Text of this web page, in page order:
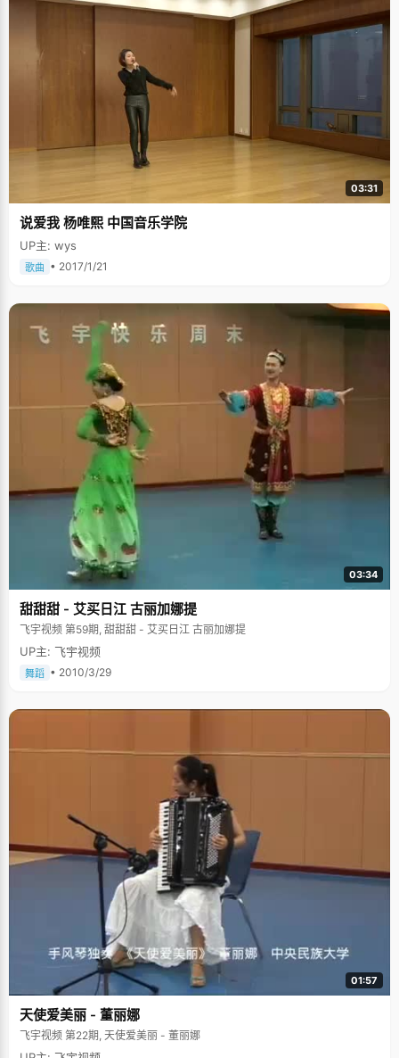
03:31
说爱我 杨唯熙 中国音乐学院
UP主: wys
歌曲 • 2017/1/21
03:34
甜甜甜 - 艾买日江 古丽加娜提
飞宇视频 第59期, 甜甜甜 - 艾买日江 古丽加娜提
UP主: 飞宇视频
舞蹈 • 2010/3/29
01:57
天使爱美丽 - 董丽娜
飞宇视频 第22期, 天使爱美丽 - 董丽娜